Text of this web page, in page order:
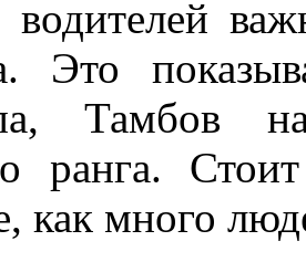
Это
Тамбов
ранга.
как много